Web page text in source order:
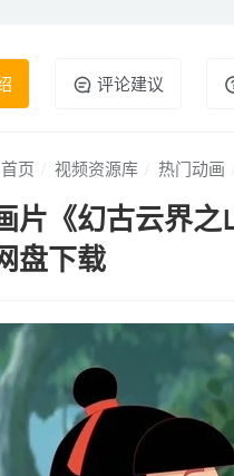
评论建议
首页 视频资源库 热门动画
片《幻古云界
盘下载